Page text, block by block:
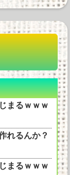
まるｗｗｗ
れるんか？
まるｗｗｗ